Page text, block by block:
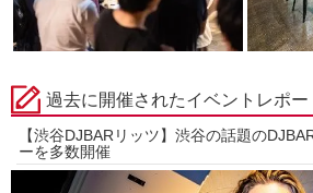
過去に開催されたイベントレポー
【渋谷DJBARリッツ】渋谷の話題の
ーを多数開催